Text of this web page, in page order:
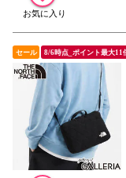
セール 8/6時点_ポイント最大11